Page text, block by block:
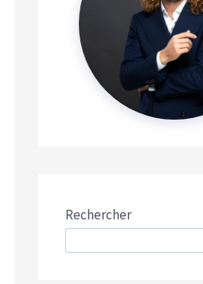
Rechercher